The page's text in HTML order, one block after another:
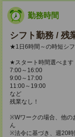
勤務時間
シフト勤務 / 残
★1日6時間～の時短シ
★スタート時間選べます
7:00～16:00
9:00～17:00
11:00～19:00
など
残業なし！
※Wワークの場合、他の
ん
※法令に基づき、週20